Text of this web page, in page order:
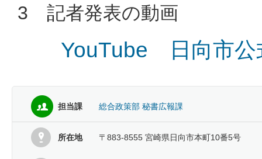
3 記者発表の動画
YouTube 日向市公
担当課 総合政策部 秘書広報課
所在地 〒883-8555 宮崎県日向市本町10番5号